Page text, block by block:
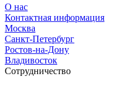
О нас
Контактная информация
Москва
Санкт-Петербург
Ростов-на-Дону
Владивосток
Сотрудничество